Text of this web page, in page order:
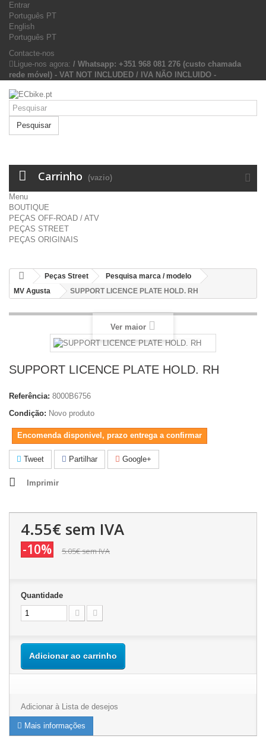
Entrar
Português PT
English
Português PT
Contacte-nos
Ligue-nos agora: / Whatsapp: +351 968 081 276 (custo chamada
rede móvel) - VAT NOT INCLUDED / IVA NÃO INCLUIDO -
Pesquisar
Carrinho (vazio)
Menu
BOUTIQUE
PEÇAS OFF-ROAD / ATV
PEÇAS STREET
PEÇAS ORIGINAIS
Peças Street
Pesquisa marca / modelo
MV Agusta
SUPPORT LICENCE PLATE HOLD. RH
Ver maior
SUPPORT LICENCE PLATE HOLD. RH
Referência: 8000B6756
Condição: Novo produto
Encomenda disponivel, prazo entrega a confirmar
Tweet Partilhar Google+
Imprimir
4.55€ sem IVA
-10% 5.05€sem IVA
Quantidade
Adicionar ao carrinho
Adicionar à Lista de desejos
Mais informações